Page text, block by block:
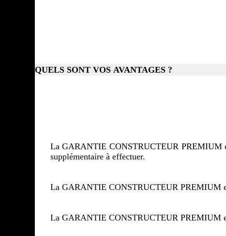
QUELS SONT VOS AVANTAGES ?
La GARANTIE CONSTRUCTEUR PREMIUM
supplémentaire à effectuer.
La GARANTIE CONSTRUCTEUR PREMIUM
La GARANTIE CONSTRUCTEUR PREMIUM